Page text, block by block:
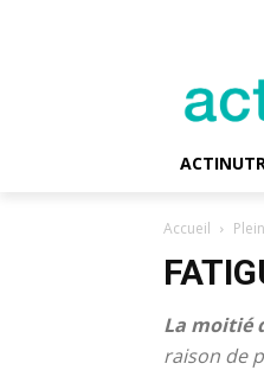
Accueil
La moitié
raison de